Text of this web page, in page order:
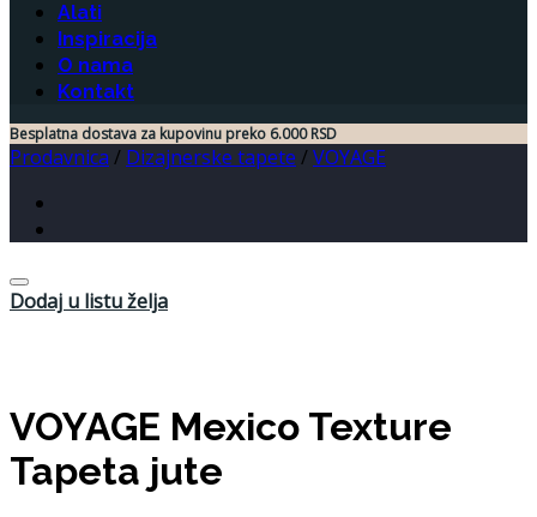
Alati
Inspiracija
O nama
Kontakt
Besplatna dostava za kupovinu preko 6.000 RSD
Prodavnica / Dizajnerske tapete /VOYAGE
Dodaj u listu želja
VOYAGE Mexico Texture
Tapeta jute